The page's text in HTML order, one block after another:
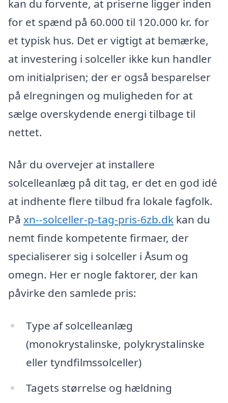
kan du forvente, at priserne ligger inden
for et spænd på 60.000 til 120.000 kr. for
et typisk hus. Det er vigtigt at bemærke,
at investering i solceller ikke kun handler
om initialprisen; der er også besparelser
på elregningen og muligheden for at
sælge overskydende energi tilbage til
nettet.
Når du overvejer at installere
solcelleanlæg på dit tag, er det en god idé
at indhente flere tilbud fra lokale fagfolk.
På xn--solceller-p-tag-pris-6zb.dk kan du
nemt finde kompetente firmaer, der
specialiserer sig i solceller i Åsum og
omegn. Her er nogle faktorer, der kan
påvirke den samlede pris:
Type af solcelleanlæg
(monokrystalinske, polykrystalinske
eller tyndfilmssolceller)
Tagets størrelse og hældning